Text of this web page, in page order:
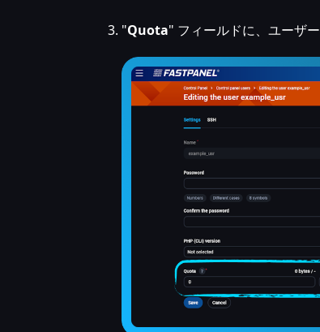
"Quota" フィールドに、ユーザ